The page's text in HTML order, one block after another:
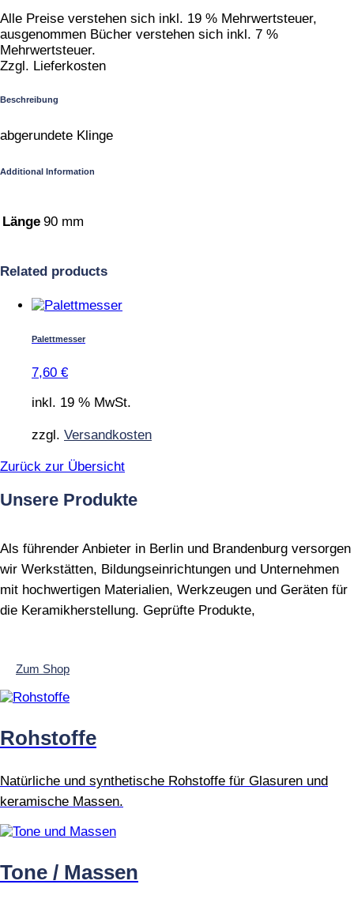
Alle Preise verstehen sich inkl. 19 % Mehrwertsteuer,
ausgenommen Bücher verstehen sich inkl. 7 %
Mehrwertsteuer.
Zzgl. Lieferkosten
Beschreibung
abgerundete Klinge
Additional Information
Länge 90 mm
Related products
Palettmesser
7,60 €
inkl. 19 % MwSt.
zzgl. Versandkosten
Zurück zur Übersicht
Unsere Produkte
Als führender Anbieter in Berlin und Brandenburg versorgen
wir Werkstätten, Bildungseinrichtungen und Unternehmen
mit hochwertigen Materialien, Werkzeugen und Geräten für
die Keramikherstellung. Geprüfte Produkte,
Zum Shop
Rohstoffe
Natürliche und synthetische Rohstoffe für Glasuren und
keramische Massen.
Tone / Massen